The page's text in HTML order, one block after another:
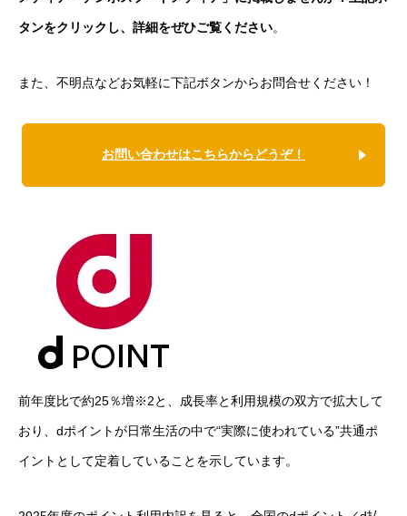
タンをクリックし、詳細をぜひご覧ください。
また、不明点などお気軽に下記ボタンからお問合せください！
お問い合わせはこちらからどうぞ！
前年度比で約25％増※2と、成長率と利用規模の双方で拡大して
おり、dポイントが日常生活の中で“実際に使われている”共通ポ
イントとして定着していることを示しています。